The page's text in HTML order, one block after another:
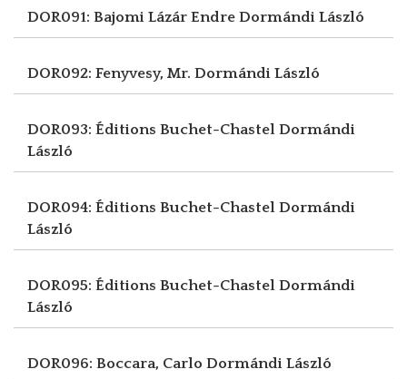
DOR091: Bajomi Lázár Endre Dormándi László
DOR092: Fenyvesy, Mr. Dormándi László
DOR093: Éditions Buchet-Chastel Dormándi
László
DOR094: Éditions Buchet-Chastel Dormándi
László
DOR095: Éditions Buchet-Chastel Dormándi
László
DOR096: Boccara, Carlo Dormándi László